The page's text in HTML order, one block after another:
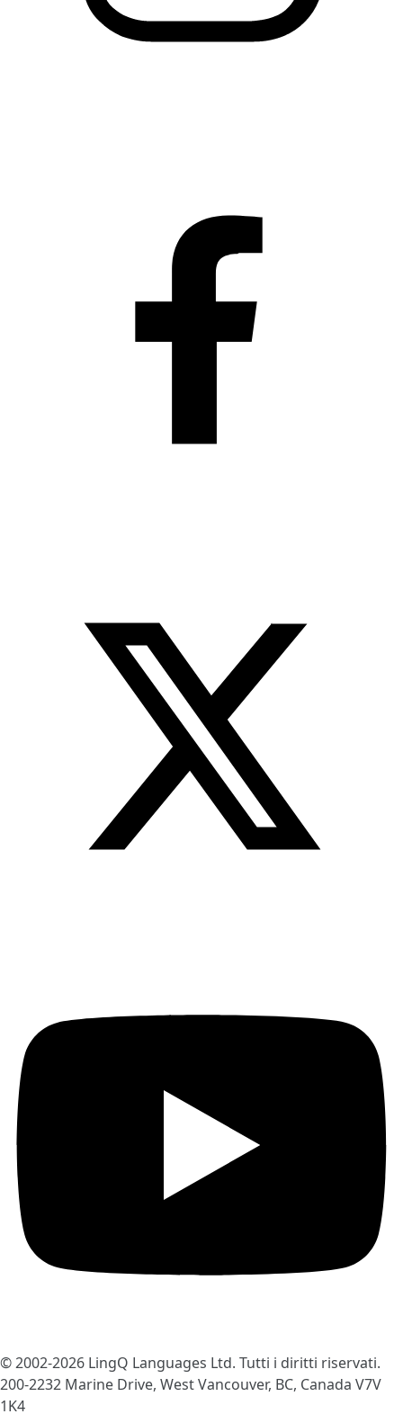
© 2002-2026 LingQ Languages Ltd. Tutti i diritti riservati.
200-2232 Marine Drive, West Vancouver, BC, Canada V7V
1K4